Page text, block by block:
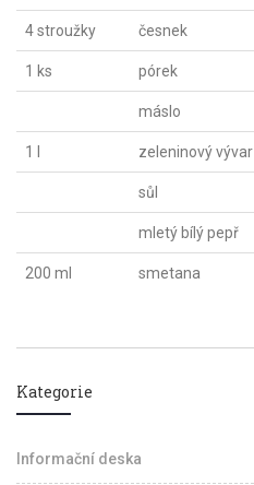
4 stroužky česnek
1 ks pórek
máslo
1 l zeleninový vývar
sůl
mletý bílý pepř
200 ml smetana
Kategorie
Informační deska